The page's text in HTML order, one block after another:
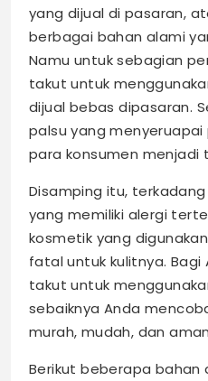
yang dijual di pasaran,
berbagai bahan alami
Namu untuk sebagian
takut untuk
dijual bebas dipasaran.
palsu yang
para konsumen menjadi
Disamping itu,
yang memiliki alergi
kosmetik yang
fatal untuk kulitnya. Bagi
takut untuk
sebaiknya Anda
murah, mudah, dan
Berikut beberapa bahan